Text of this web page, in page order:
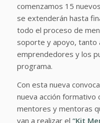
comenzamos 15
se extenderán hasta
todo el proceso de
soporte y apoyo, tanto
emprendedores y los
programa.
Con esta nueva
nueva acción formativo
mentores y mentoras
van a realizar el “Kit